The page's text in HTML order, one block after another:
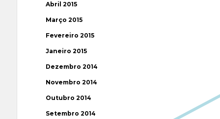
Abril 2015
Março 2015
Fevereiro 2015
Janeiro 2015
Dezembro 2014
Novembro 2014
Outubro 2014
Setembro 2014